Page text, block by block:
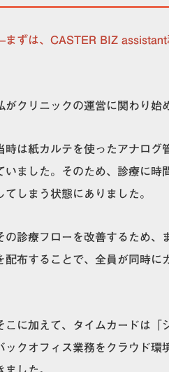
ずは、CASTER BIZ assistant
がクリニックの運営に関わり始
時は紙カルテを使ったアナログ
いました。そのため、診療に時
てしまう状態にありました。
の診療フローを改善するため
配布することで、全員が同時に
こに加えて、タイムカードは「
ックオフィス業務をクラウド環
ました。